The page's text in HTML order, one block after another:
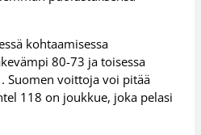
kohtaamisessa
80-73 ja toisessa
Suomen voittoja voi pitää
118 on joukkue, joka pelasi